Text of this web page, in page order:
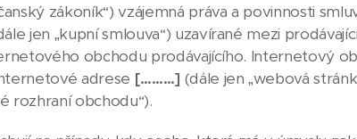
zákoník“) vzájemná práva a povinnosti
jen „kupní smlouva“) uzavírané mezi
obchodu prodávajícího. Internetový
adrese [………] (dále jen „webová
rozhraní obchodu“).